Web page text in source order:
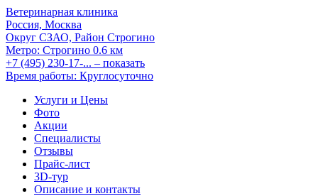
Ветеринарная клиника
Россия, Москва
Округ СЗАО, Район Строгино
Метро: Строгино 0.6 км
+7 (495) 230-17-... – показать
Время работы: Круглосуточно
Услуги и Цены
Фото
Акции
Специалисты
Отзывы
Прайс-лист
3D-тур
Описание и контакты